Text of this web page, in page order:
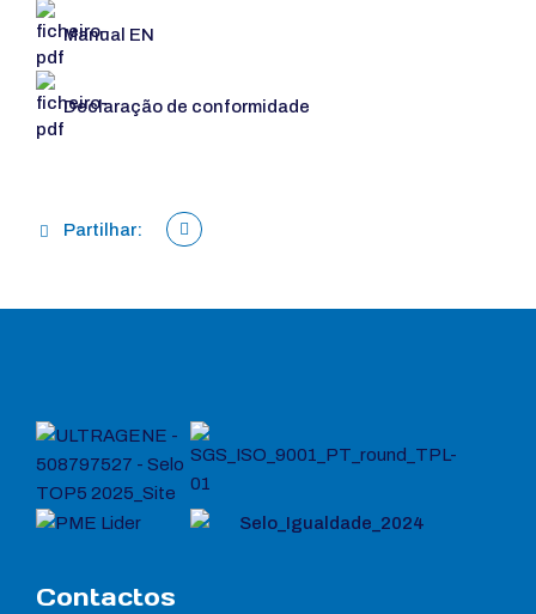
Manual EN
Declaração de conformidade
Partilhar:
Contactos